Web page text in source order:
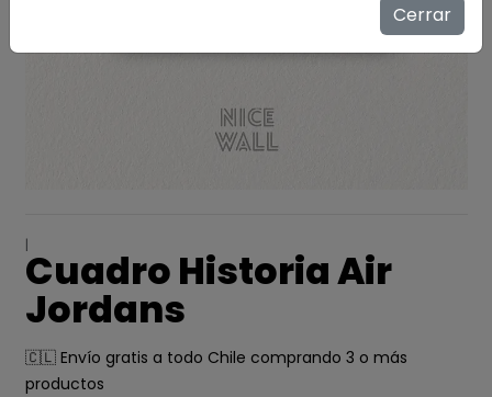
|
Cuadro Historia Air
Jordans
🇨🇱 Envío gratis a todo Chile comprando 3 o más
productos
Cerrar